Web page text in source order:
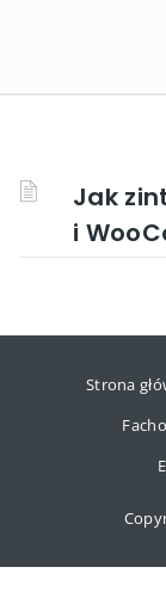
Jak
i
Strona